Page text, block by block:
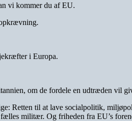
vi kommer du af EU.
i Europa.
om de fordele en udtræden vil
Retten til at lave socialpolitik,
militær. Og friheden fra EU’s